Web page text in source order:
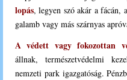
lopás, legyen szó akár a fácán,
galamb vagy más szárnyas
Avédett vagy fokozottan
állnak, természetvédelmi
nemzeti park igazgatóság.